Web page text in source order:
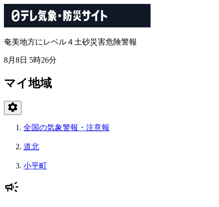
奄美地方にレベル４土砂災害危険警報
8月8日 5時26分
マイ地域
全国の気象警報・注意報
道北
小平町